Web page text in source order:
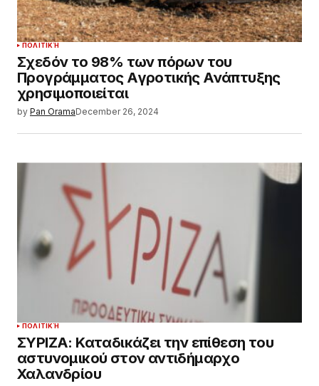
ΠΟΛΙΤΙΚΉ
Σχεδόν το 98% των πόρων του
Προγράμματος Αγροτικής Ανάπτυξης
χρησιμοποιείται
by Pan OramaDecember 26, 2024
ΠΟΛΙΤΙΚΉ
ΣΥΡΙΖΑ: Καταδικάζει την επίθεση του
αστυνομικού στον αντιδήμαρχο
Χαλανδρίου